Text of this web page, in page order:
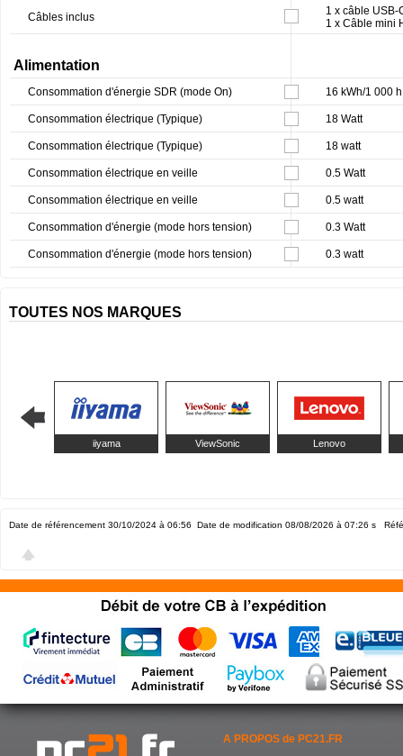
Câbles inclus
1 x câble USB-
1 x Câble mini
Alimentation
Consommation d'énergie SDR (mode On) 16 kWh/1 000 h
Consommation électrique (Typique) 18 Watt
Consommation électrique (Typique) 18 watt
Consommation électrique en veille 0.5 Watt
Consommation électrique en veille 0.5 watt
Consommation d'énergie (mode hors tension) 0.3 Watt
Consommation d'énergie (mode hors tension) 0.3 watt
TOUTES NOS MARQUES
iiyama ViewSonic Lenovo
Date de référencement 30/10/2024 à 06:56 Date de modification 08/08/2026 à 07:26 s
A PROPOS de PC21.FR